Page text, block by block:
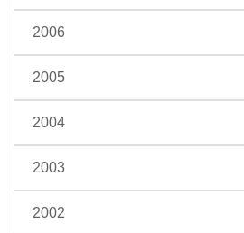
2006
2005
2004
2003
2002